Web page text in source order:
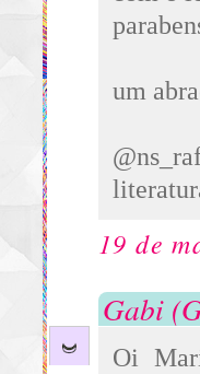
um
19 de
Gabi
Oi